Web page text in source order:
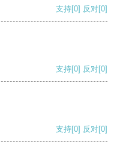
支持[0] 反对[0]
支持[0] 反对[0]
支持[0] 反对[0]